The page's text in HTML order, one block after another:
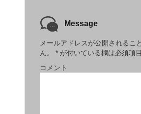
Message
メールアドレスが公開されるこ
ん。
* が付いている欄は必須項
コメント